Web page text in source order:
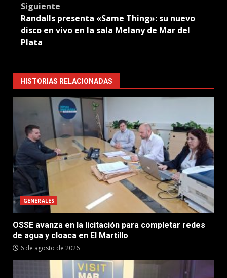
Siguiente
Randalls presenta «Same Thing»: su nuevo
disco en vivo en la sala Melany de Mar del
Plata
HISTORIAS RELACIONADAS
GENERALES
OSSE avanza en la licitación para completar redes
de agua y cloaca en El Martillo
6 de agosto de 2026